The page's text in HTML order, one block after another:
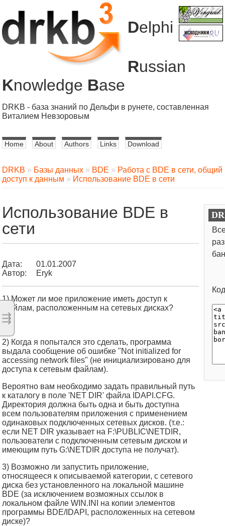
⇶
Delphi
Russian
Knowledge Base
DRKB - база знаний по Дельфи в рунете, составленная
Виталием Невзоровым
Home About Authors Links Download
DRKB » Базы данных » BDE » Работа с BDE в сети, общий
доступ к данным » Использование BDE в сети
Использование BDE в
сети
Дата:
01.01.2007
Автор:
Eryk
1) Может ли мое приложение иметь доступ к
файлам, расположенным на сетевых дисках?
Да.
2) Когда я попытался это сделать, программа
выдала сообщение об ошибке "Not initialized for
accessing network files" (не инициализировано для
доступа к сетевым файлам).
Вероятно вам необходимо задать правильный путь
к каталогу в поле 'NET DIR' файла IDAPI.CFG.
Директория должна быть одна и быть доступна
всем пользователям приложения с применением
одинаковых подключенных сетевых дисков. (т.е.:
если NET DIR указывает на F:\PUBLIC\NETDIR,
пользователи с подключенным сетевым диском и
имеющим путь G:\NETDIR доступа не получат).
3) Возможно ли запустить приложение,
относящееся к описываемой категории, с сетевого
диска без установленного на локальной машине
BDE (за исключением возможных ссылок в
локальном файле WIN.INI на копии элементов
программы BDE/IDAPI, расположенных на сетевом
диске)?